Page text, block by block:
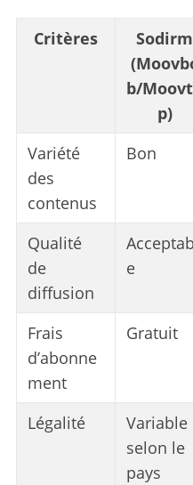
Critères
Sodirm
b/
p)
Variété
des
contenus
Bon
Qualité
de
diffusion
e
Frais
d’abonne
ment
Gratuit
Légalité
Variable
selon le
pays